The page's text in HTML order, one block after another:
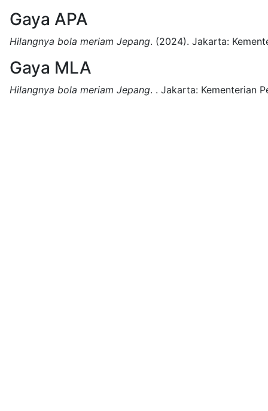
Gaya APA
Hilangnya bola meriam Jepang. (2024). Jakarta:
Gaya MLA
Hilangnya bola meriam Jepang. . Jakarta: Kementerian